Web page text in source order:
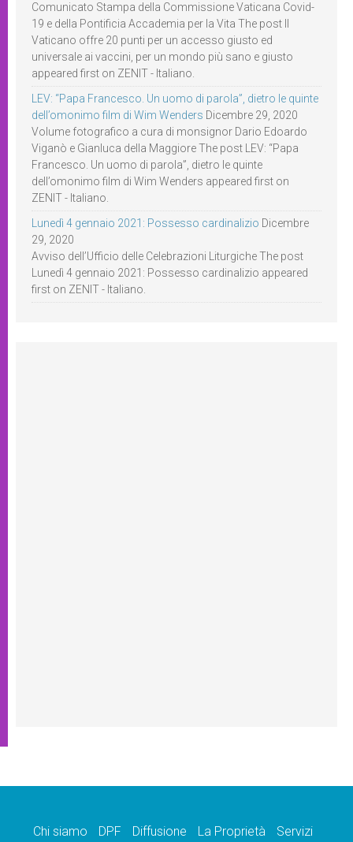
Comunicato Stampa della Commissione Vaticana Covid-
19 e della Pontificia Accademia per la Vita The post Il
Vaticano offre 20 punti per un accesso giusto ed
universale ai vaccini, per un mondo più sano e giusto
appeared first on ZENIT - Italiano.
LEV: “Papa Francesco. Un uomo di parola”, dietro le quinte
dell’omonimo film di Wim Wenders Dicembre 29, 2020
Volume fotografico a cura di monsignor Dario Edoardo
Viganò e Gianluca della Maggiore The post LEV: “Papa
Francesco. Un uomo di parola”, dietro le quinte
dell’omonimo film di Wim Wenders appeared first on
ZENIT - Italiano.
Lunedì 4 gennaio 2021: Possesso cardinalizio Dicembre
29, 2020
Avviso dell’Ufficio delle Celebrazioni Liturgiche The post
Lunedì 4 gennaio 2021: Possesso cardinalizio appeared
first on ZENIT - Italiano.
Chi siamo DPF Diffusione La Proprietà Servizi